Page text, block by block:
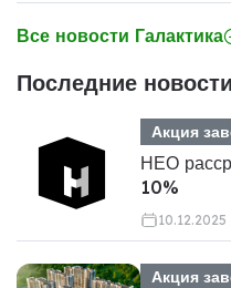
Все новости Галактика
Последние
Акция
НЕО
10%
10.12.2025
Акция